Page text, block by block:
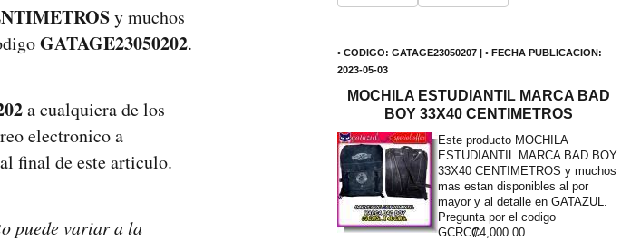
y muchos
GATAGE23050202.
a cualquiera de los
electronico a
final de este articulo.
puede variar a la
• CODIGO: GATAGE23050207 | • FECHA PUBLICACION:
2023-05-03
MOCHILA ESTUDIANTIL MARCA BAD
BOY 33X40 CENTIMETROS
Este producto MOCHILA
ESTUDIANTIL MARCA BAD BOY
33X40 CENTIMETROS y muchos
mas estan disponibles al por
mayor y al detalle en GATAZUL.
Pregunta por el codigo
GCRC₡4,000.00